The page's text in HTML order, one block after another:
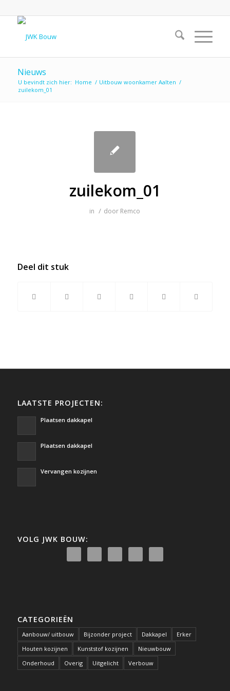
Nieuws
U bevindt zich hier: Home / Uitbouw woonkamer Aalten /
zuilekom_01
zuilekom_01
in / door Remco
Deel dit stuk
LAATSTE PROJECTEN:
Plaatsen dakkapel
Plaatsen dakkapel
Vervangen kozijnen
VOLG JWK BOUW:
CATEGORIEËN
Aanbouw/ uitbouw Bijzonder project Dakkapel
Erker
Houten kozijnen
Kunststof kozijnen
Nieuwbouw
Onderhoud
Overig Uitgelicht Verbouw